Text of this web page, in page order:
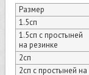
Размер
1.5сп
1.5сп с простыней
на резинке
2сп
2сп с простыней на